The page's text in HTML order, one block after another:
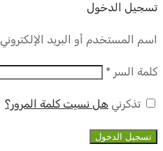
تسجيل الدخول
اسم المستخدم أو البريد الإلكتروني
كلمة السر *
تذكرني هل نسيت كلمة المرور؟
تسجيل الدخول